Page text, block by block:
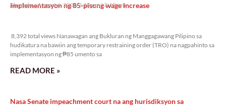
implementasyon ng 85-pisong wage increase
Thursday, August 6, 2026 2:18 pm 2:18 pm
8,392 total views Nanawagan ang Bukluran ng Manggagawang Pilipino sa
hudikatura na bawiin ang temporary restraining order (TRO) na nagpahinto sa
implementasyon ng ₱85 umento sa
READ MORE »
Nasa Senate impeachment court na ang hurisdiksyon sa